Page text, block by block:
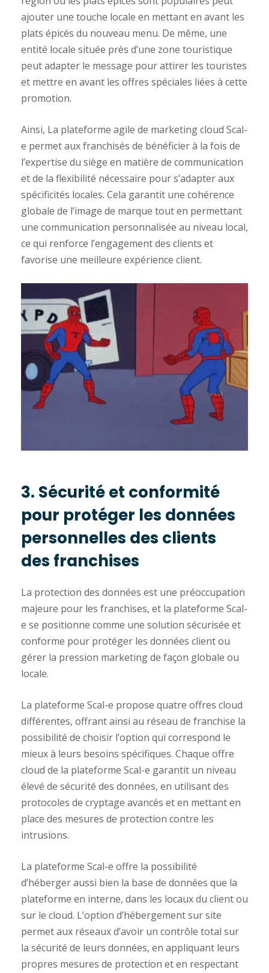
ajouter une touche locale en mettant en avant les
plats épicés du nouveau menu. De même, une
entité locale située près d’une zone touristique
peut adapter le message pour attirer les touristes
et mettre en avant les offres spéciales liées à cette
promotion.
Ainsi, La plateforme agile de marketing cloud Scal-
e permet aux franchisés de bénéficier à la fois de
l’expertise du siège en matière de communication
et de la flexibilité nécessaire pour s’adapter aux
spécificités locales. Cela garantit une cohérence
globale de l’image de marque tout en permettant
une communication personnalisée au niveau local,
ce qui renforce l’engagement des clients et
favorise une meilleure expérience client.
3. Sécurité et conformité
pour protéger les données
personnelles des clients
des franchises
La protection des données est une préoccupation
majeure pour les franchises, et la plateforme Scal-
e se positionne comme une solution sécurisée et
conforme pour protéger les données client ou
gérer la pression marketing de façon globale ou
locale.
La plateforme Scal-e propose quatre offres cloud
différentes, offrant ainsi au réseau de franchise la
possibilité de choisir l’option qui correspond le
mieux à leurs besoins spécifiques. Chaque offre
cloud de la plateforme Scal-e garantit un niveau
élevé de sécurité des données, en utilisant des
protocoles de cryptage avancés et en mettant en
place des mesures de protection contre les
intrusions.
La plateforme Scal-e offre la possibilité
d’héberger aussi bien la base de données que la
plateforme en interne, dans les locaux du client ou
sur le cloud. L’option d’hébergement sur site
permet aux réseaux d’avoir un contrôle total sur
la sécurité de leurs données, en appliquant leurs
propres mesures de protection et en respectant